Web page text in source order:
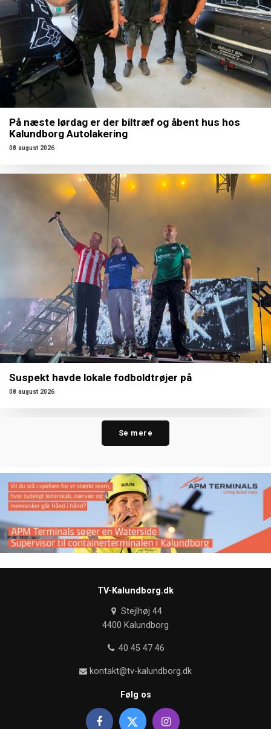
På næste lørdag er der biltræf og åbent hus hos
Kalundborg Autolakering
08 august 2026
Suspekt havde lokale fodboldtrøjer på
08 august 2026
Se mere
TV-Kalundborg.dk
Stejlhøj 44
4400 Kalundborg
40 45 47 46
kontakt@tv-kalundborg.dk
Følg os